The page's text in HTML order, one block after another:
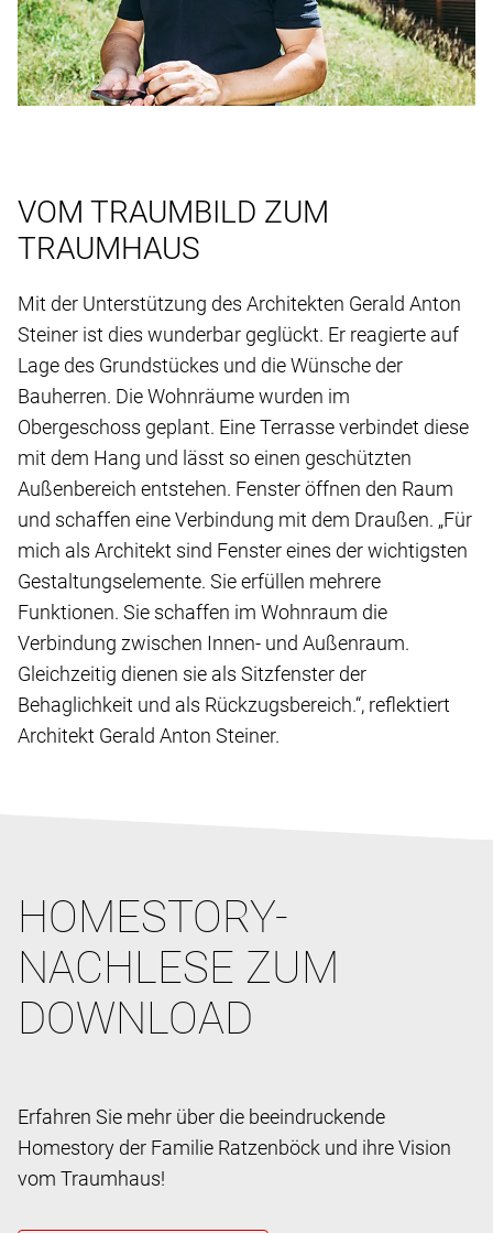
VOM TRAUMBILD ZUM
TRAUMHAUS
Mit der Unterstützung des Architekten Gerald Anton
Steiner ist dies wunderbar geglückt. Er reagierte auf
Lage des Grundstückes und die Wünsche der
Bauherren. Die Wohnräume wurden im
Obergeschoss geplant. Eine Terrasse verbindet diese
mit dem Hang und lässt so einen geschützten
Außenbereich entstehen. Fenster öffnen den Raum
und schaffen eine Verbindung mit dem Draußen. „Für
mich als Architekt sind Fenster eines der wichtigsten
Gestaltungselemente. Sie erfüllen mehrere
Funktionen. Sie schaffen im Wohnraum die
Verbindung zwischen Innen- und Außenraum.
Gleichzeitig dienen sie als Sitzfenster der
Behaglichkeit und als Rückzugsbereich.“, reflektiert
Architekt Gerald Anton Steiner.
HOMESTORY-
NACHLESE ZUM
DOWNLOAD
Erfahren Sie mehr über die beeindruckende
Homestory der Familie Ratzenböck und ihre Vision
vom Traumhaus!